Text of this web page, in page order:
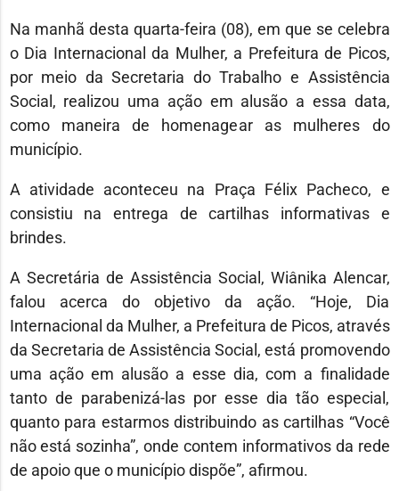
Na manhã desta quarta-feira (08), em que se celebra
o Dia Internacional da Mulher, a Prefeitura de Picos,
por meio da Secretaria do Trabalho e Assistência
Social, realizou uma ação em alusão a essa data,
como maneira de homenagear as mulheres do
município.
A atividade aconteceu na Praça Félix Pacheco, e
consistiu na entrega de cartilhas informativas e
brindes.
A Secretária de Assistência Social, Wiânika Alencar,
falou acerca do objetivo da ação. “Hoje, Dia
Internacional da Mulher, a Prefeitura de Picos, através
da Secretaria de Assistência Social, está promovendo
uma ação em alusão a esse dia, com a finalidade
tanto de parabenizá-las por esse dia tão especial,
quanto para estarmos distribuindo as cartilhas “Você
não está sozinha”, onde contem informativos da rede
de apoio que o município dispõe”, afirmou.